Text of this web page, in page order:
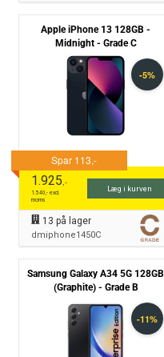
Apple iPhone 13 128GB -
Midnight - Grade C
1.925,-
1.540,- excl.
moms
Læg i kurven
13 på lager
dmiphone1450C
Samsung Galaxy A34 5G 128GB
(Graphite) - Grade B